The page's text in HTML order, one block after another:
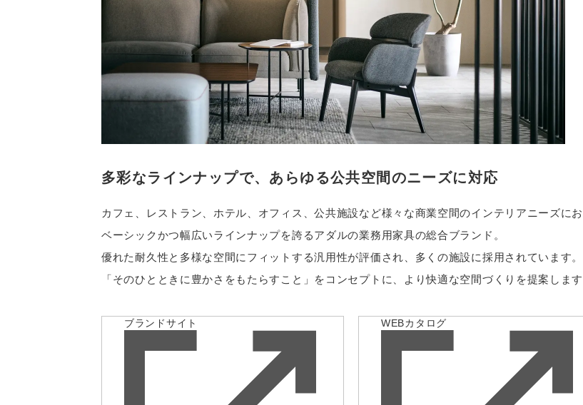
多彩なラインナップで、 あらゆる公共空間のニーズに対応
カフェ、レストラン、ホテル、オフィス、公共施設など様々な商業空間のインテリアニーズにお
ベーシックかつ幅広いラインナップを誇るアダルの業務用家具の総合ブランド。
優れた耐久性と多様な空間にフィットする汎用性が評価され、多くの施設に採用されています。
「そのひとときに豊かさをもたらすこと」をコンセプトに、より快適な空間づくりを提案します
ブランドサイト WEBカタログ